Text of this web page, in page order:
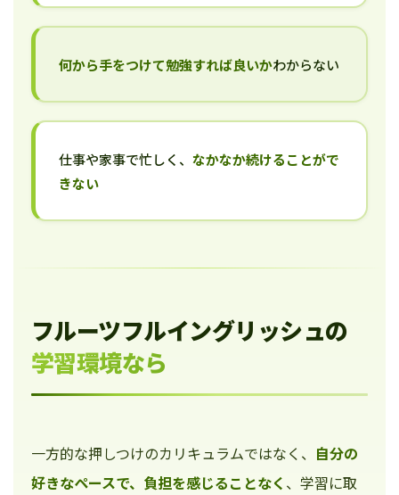
何から手をつけて勉強すれば良いかわからない
仕事や家事で忙しく、 なかなか続けることがで
きない
フルーツフルイングリッシュの
学習環境なら
一方的な押しつけのカリキュラムではなく、 自分の
好きなペースで、負担を感じることなく 、学習に取